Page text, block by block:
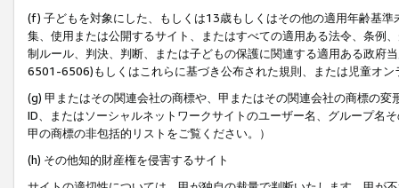
(f) 子どもを対象にした、もしくは13歳もしくはその他の適用年齢基
集、使用または公開するサイト、またはすべての適用ある法令、条例
制ルール、判決、判断、または子どもの保護に関連する適用ある政府
6501-6506)もしくはこれらに基づき公布された規則、または児童オン
(g) 甲またはその関連会社の商標や、甲またはその関連会社の商標の
ID、またはソーシャルネットワークサイトのユーザー名、グループ名
甲の商標の非包括的リストをご覧ください。）
(h) その他知的財産権を侵害するサイト